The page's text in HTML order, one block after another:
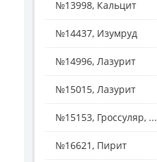
№13998, Кальцит
№14437, Изумруд
№14996, Лазурит
№15015, Лазурит
№15153, Гроссуляр, ...
№16621, Пирит